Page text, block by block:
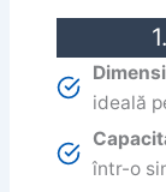
ideală
într-o